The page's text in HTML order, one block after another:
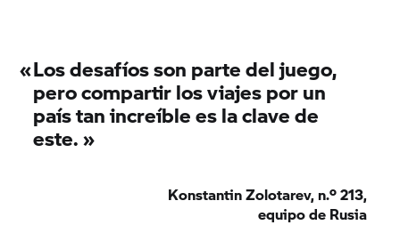
bajo presión era lo que realmente marcaba la
diferencia. Echa un vistazo a los desafíos
individuales y los lugares en los que los pilotos
tuvieron que demostrar sus habilidades.
«Los desafíos son parte del juego,
pero compartir los viajes por un
país tan increíble es la clave de
este. »
Konstantin Zolotarev, n.º 213,
equipo de Rusia